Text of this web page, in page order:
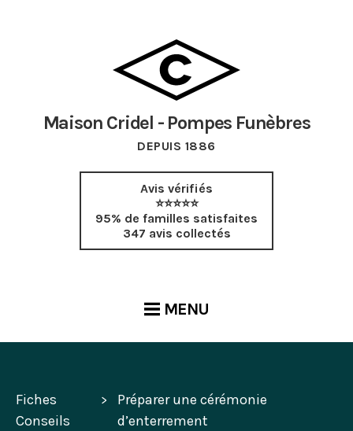
Maison Cridel - Pompes Funèbres
DEPUIS 1886
Avis vérifiés
⭐⭐⭐⭐⭐
95% de familles satisfaites
347 avis collectés
MENU
Fiches
Conseils
Préparer une cérémonie
d’enterrement